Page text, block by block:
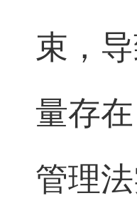
束，
量存
管理